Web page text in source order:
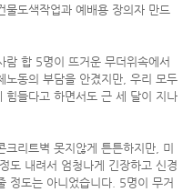
물도색작업과 예배용 장의자 만드
람 합 5명이 뜨거운 무더위속에서
노동의 부담을 안겼지만, 우리 모두
힘들다고 하면서도 근 세 달이 지나
리트벽 못지않게 튼튼하지만, 미
도 내려서 엄청나게 긴장하고 신경
정도는 아니었습니다. 5명이 무거